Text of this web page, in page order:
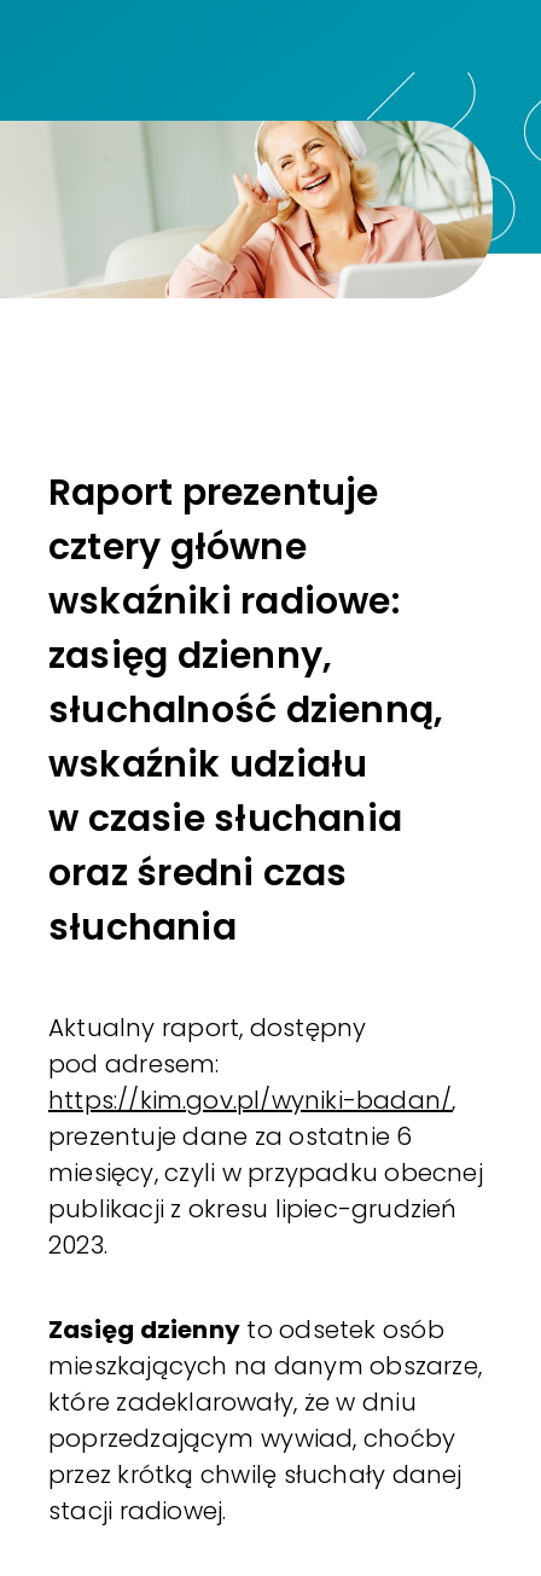
Raport prezentuje
cztery główne
wskaźniki radiowe:
zasięg dzienny,
słuchalność dzienną,
wskaźnik udziału
w czasie słuchania
oraz średni czas
słuchania
Aktualny raport, dostępny
pod adresem:
https://kim.gov.pl/wyniki-badan/,
prezentuje dane za ostatnie 6
miesięcy, czyli w przypadku obecnej
publikacji z okresu lipiec-grudzień
2023.
Zasięg dzienny to odsetek osób
mieszkających na danym obszarze,
które zadeklarowały, że w dniu
poprzedzającym wywiad, choćby
przez krótką chwilę słuchały danej
stacji radiowej.